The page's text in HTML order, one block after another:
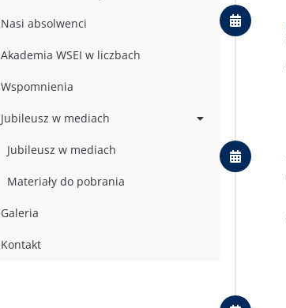
Nasi absolwenci
Akademia WSEI w liczbach
Wspomnienia
Jubileusz w mediach
Jubileusz w mediach
Materiały do pobrania
Galeria
Kontakt